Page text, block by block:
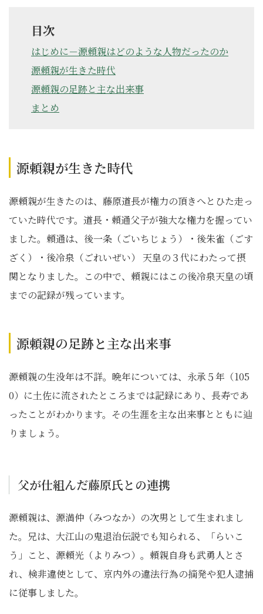
目次
はじめに－源頼親はどのような人物だったのか
源頼親が生きた時代
源頼親の足跡と主な出来事
まとめ
源頼親が生きた時代
源頼親が生きたのは、藤原道長が権力の頂きへとひた走っ
ていた時代です。道長・頼通父子が強大な権力を握ってい
ました。頼通は、後一条（ごいちじょう）・後朱雀（ごす
ざく）・後冷泉（ごれいぜい） 天皇の３代にわたって摂
関となりました。この中で、頼親にはこの後冷泉天皇の頃
までの記録が残っています。
源頼親の足跡と主な出来事
源頼親の生没年は不詳。晩年については、永承５年（105
0）に土佐に流されたところまでは記録にあり、長寿であ
ったことがわかります。その生涯を主な出来事とともに辿
りましょう。
父が仕組んだ藤原氏との連携
源頼親は、源満仲（みつなか）の次男として生まれまし
た。兄は、大江山の鬼退治伝説でも知られる、「らいこ
う」こと、源頼光（よりみつ）。頼親自身も武勇人とさ
れ、検非違使として、京内外の違法行為の摘発や犯人逮捕
に従事しました。